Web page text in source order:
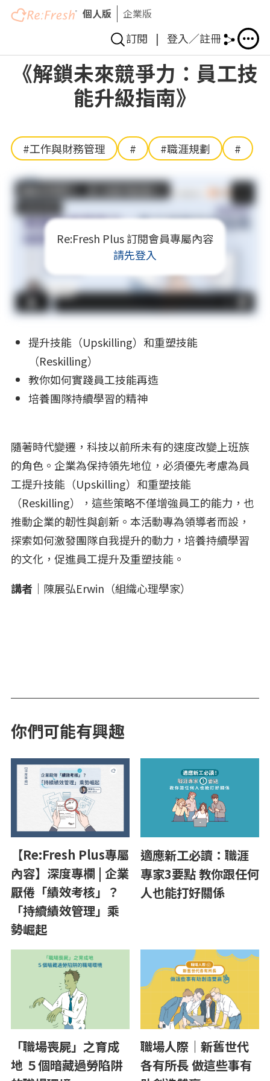
移
個人版 企業版
訂閱 | 登入／註冊
《解鎖未來競爭力：員工技
能升級指南》
#工作與財務管理 # #職涯規劃 #
Re:Fresh Plus 訂閱會員專屬內容
請先登入
提升技能（Upskilling）和重塑技能
（Reskilling）
教你如何實踐員工技能再造
培養團隊持續學習的精神
隨著時代變遷，科技以前所未有的速度改變上班族
的角色。企業為保持領先地位，必須優先考慮為員
工提升技能（Upskilling）和重塑技能
（Reskilling），這些策略不僅增強員工的能力，也
推動企業的韌性與創新。本活動專為領導者而設，
探索如何激發團隊自我提升的動力，培養持續學習
的文化，促進員工提升及重塑技能。
講者 ｜陳展弘Erwin（組織心理學家）
你們可能有興趣
【Re:Fresh Plus專屬
內容】深度專欄 | 企業
厭倦「績效考核」？
「持續績效管理」乘
勢崛起
適應新工必讀：職涯
專家3要點 教你跟任何
人也能打好關係
「職場喪屍」之育成
地 ５個暗藏過勞陷阱
職場人際｜新舊世代
各有所長 做這些事有